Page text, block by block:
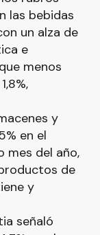
las bebidas
un alza de
e
menos
y
en el
mes del año,
de
y
señaló